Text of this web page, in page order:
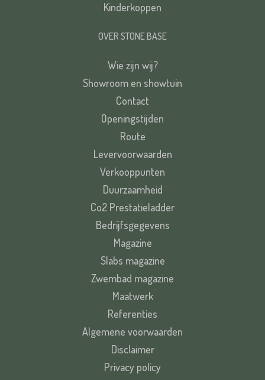
Kinderkoppen
OVER STONE BASE
Wie zijn wij?
Showroom en showtuin
Contact
Openingstijden
Route
Levervoorwaarden
Verkooppunten
Duurzaamheid
Co2 Prestatieladder
Bedrijfsgegevens
Magazine
Slabs magazine
Zwembad magazine
Maatwerk
Referenties
Algemene voorwaarden
Disclaimer
Privacy policy